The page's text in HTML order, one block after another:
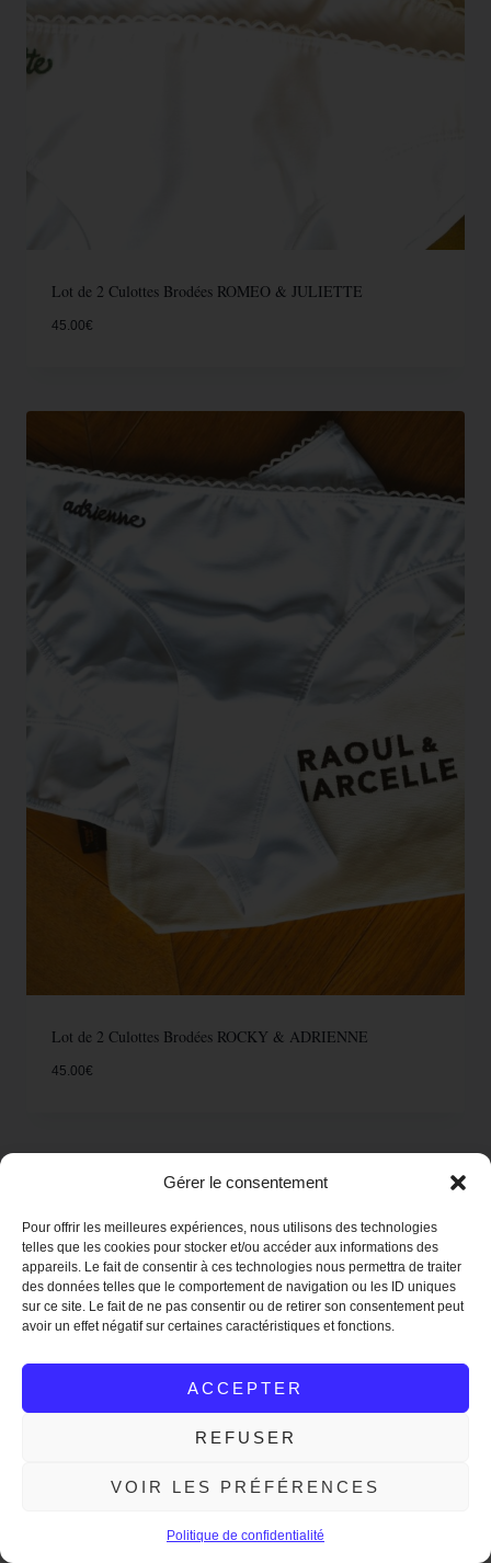
Gérer le consentement
Pour offrir les meilleures expériences, nous utilisons des technologies
telles que les cookies pour stocker et/ou accéder aux informations des
appareils. Le fait de consentir à ces technologies nous permettra de traiter
des données telles que le comportement de navigation ou les ID uniques
sur ce site. Le fait de ne pas consentir ou de retirer son consentement peut
avoir un effet négatif sur certaines caractéristiques et fonctions.
ACCEPTER
REFUSER
VOIR LES PRÉFÉRENCES
Politique de confidentialité
Frais de port offert en France à partir de 50€ de commande !
Ignorer
Lot de 2 Culottes Brodées ROMEO & JULIETTE
45.00€
Lot de 2 Culottes Brodées ROCKY & ADRIENNE
45.00€